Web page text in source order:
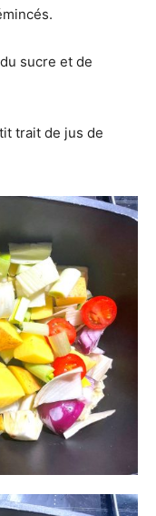
sucre et de
trait de jus de